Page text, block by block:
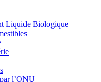
Liquide Biologique
l’ONU